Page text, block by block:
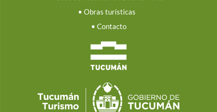
• Obras turísticas
• Contacto